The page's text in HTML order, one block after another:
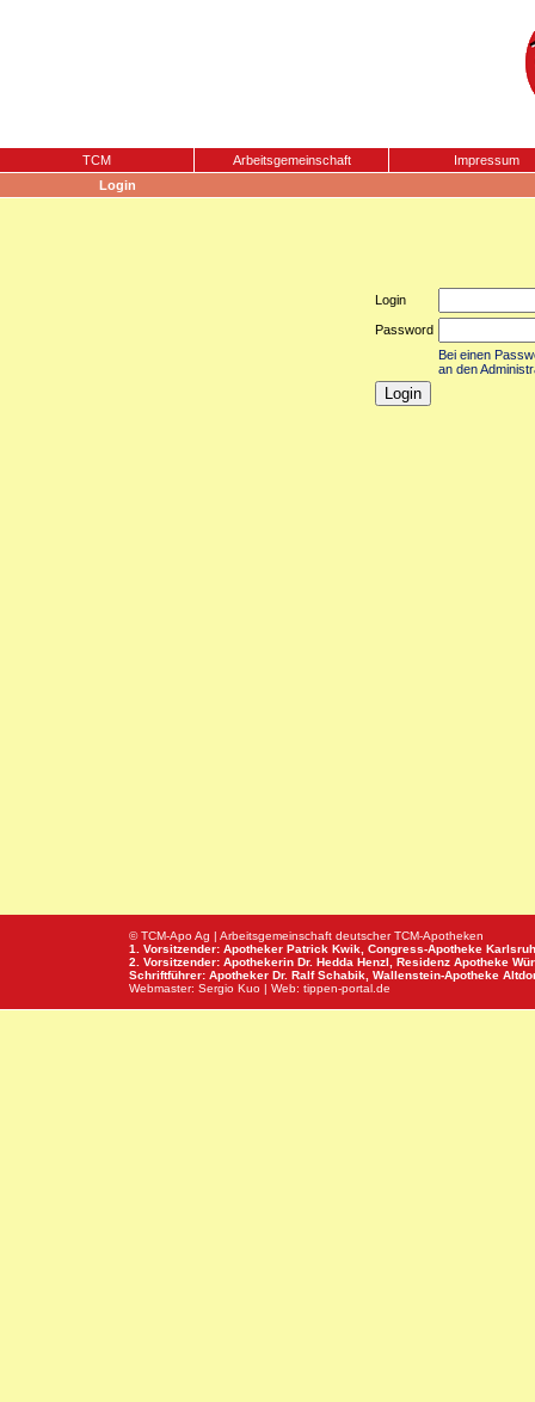
TCM Arbeitsgemeinschaft
Impressum
Login
Login
Password
Bei einen
an den
© TCM-Apo Ag | Arbeitsgemeinschaft deutscher TCM-Apotheken
1. Vorsitzender: Apotheker Patrick Kwik, Congress-Apotheke
2. Vorsitzender: Apothekerin Dr. Hedda Henzl, Residenz Apotheke
Schriftführer: Apotheker Dr. Ralf Schabik, Wallenstein-Apotheke
Webmaster: Sergio Kuo | Web: tippen-portal.de